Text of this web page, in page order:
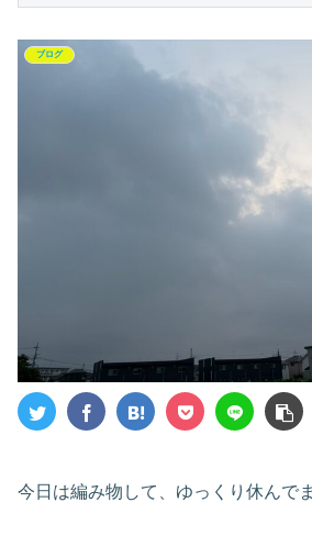
ブログ
今日は編み物して、ゆっくり休んで